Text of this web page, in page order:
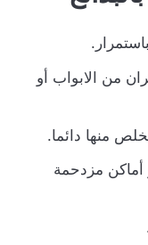
من الابواب أو
أماكن مزدحمة